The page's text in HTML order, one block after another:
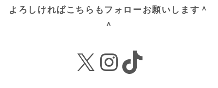
よろしければこちらもフォローお願いします＾
＾
X Instagram
TikTok